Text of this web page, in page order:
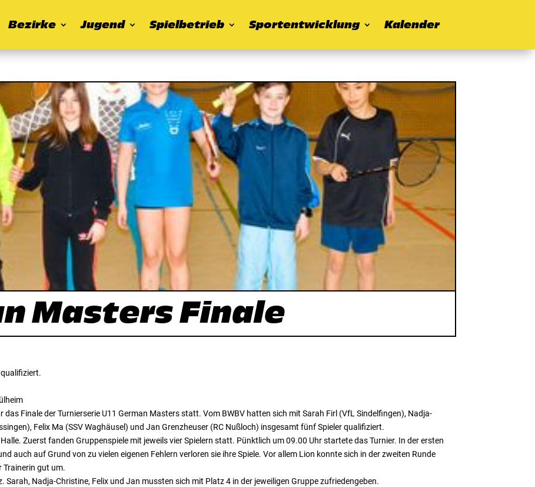
Bezirke Jugend Spielbetrieb Sportentwicklung Kalender
Masters Finale
Finale der Turnierserie U11 German Masters statt. Vom BWBV hatten sich mit Sarah Firl (VfL Sindelfingen), Nadja-
Felix Ma (SSV Waghäusel) und Jan Grenzheuser (RC Nußloch) insgesamt fünf Spieler qualifiziert.
Zuerst fanden Gruppenspiele mit jeweils vier Spielern statt. Pünktlich um 09.00 Uhr startete das Turnier. In der ersten
auch auf Grund von zu vielen eigenen Fehlern verloren sie ihre Spiele. Vor allem Lion konnte sich in der zweiten Runde
Trainerin gut um.
Sarah, Nadja-Christine, Felix und Jan mussten sich mit Platz 4 in der jeweiligen Gruppe zufriedengeben.